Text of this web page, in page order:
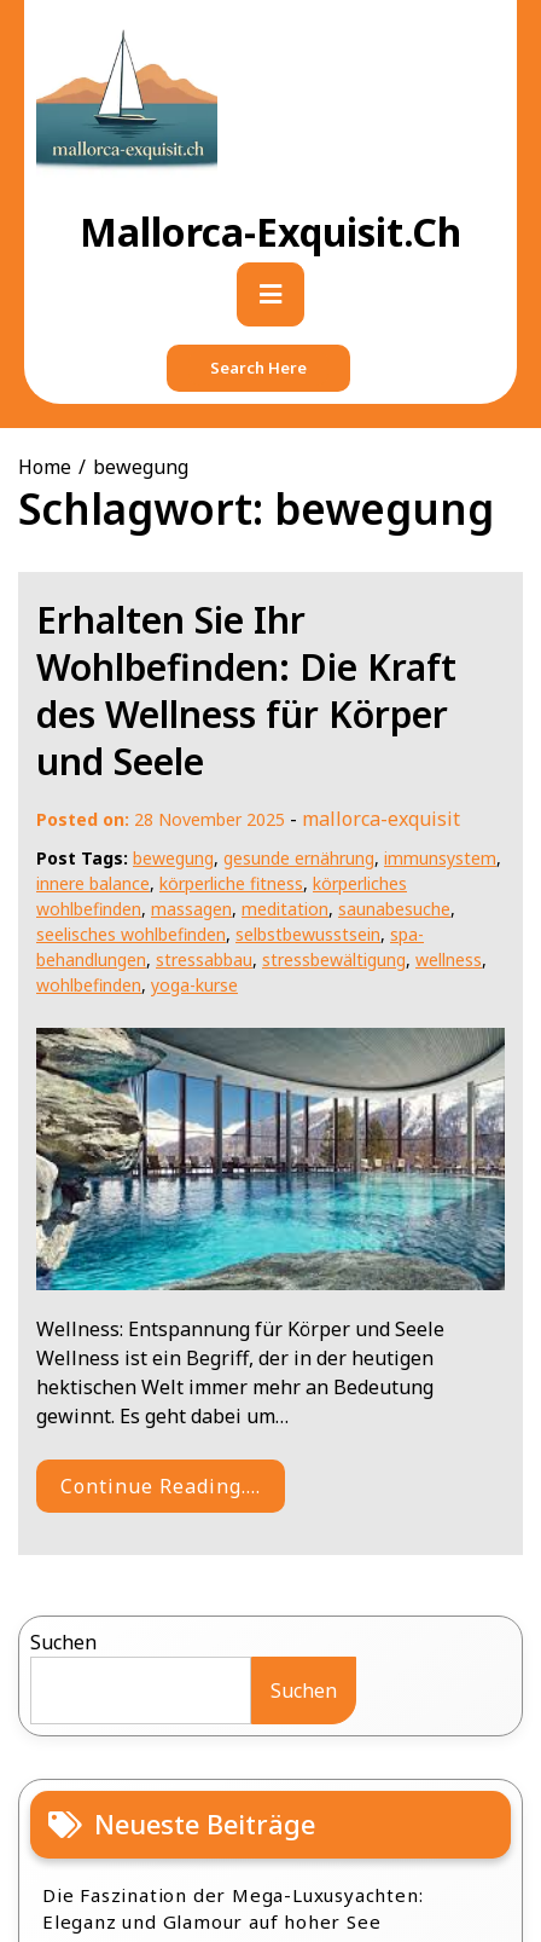
Mallorca-Exquisit.ch
Primary
Menu
Search Here
Home bewegung
Schlagwort: bewegung
Erhalten Sie Ihr
Wohlbefinden: Die Kraft
des Wellness für Körper
und Seele
Posted on: 28 November 2025 - mallorca-exquisit
Post Tags: bewegung, gesunde ernährung, immunsystem,
innere balance, körperliche fitness, körperliches
wohlbefinden, massagen, meditation, saunabesuche,
seelisches wohlbefinden, selbstbewusstsein, spa-
behandlungen, stressabbau, stressbewältigung, wellness,
wohlbefinden, yoga-kurse
Wellness: Entspannung für Körper und Seele
Wellness ist ein Begriff, der in der heutigen
hektischen Welt immer mehr an Bedeutung
gewinnt. Es geht dabei um…
Continue Reading....
Suchen
Suchen
Neueste Beiträge
Die Faszination der Mega-Luxusyachten:
Eleganz und Glamour auf hoher See